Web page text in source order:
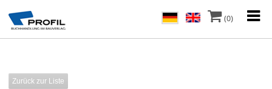
(0)
Zurück zur Liste